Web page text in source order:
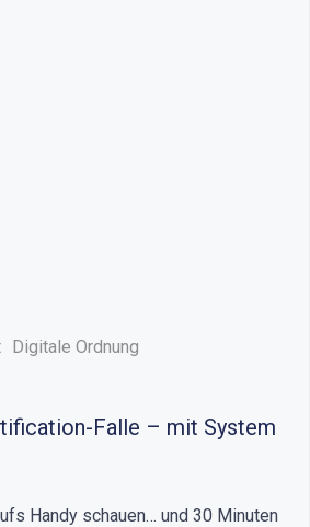
Digitale Ordnung
Falle – mit System
Handy schauen… und 30 Minuten